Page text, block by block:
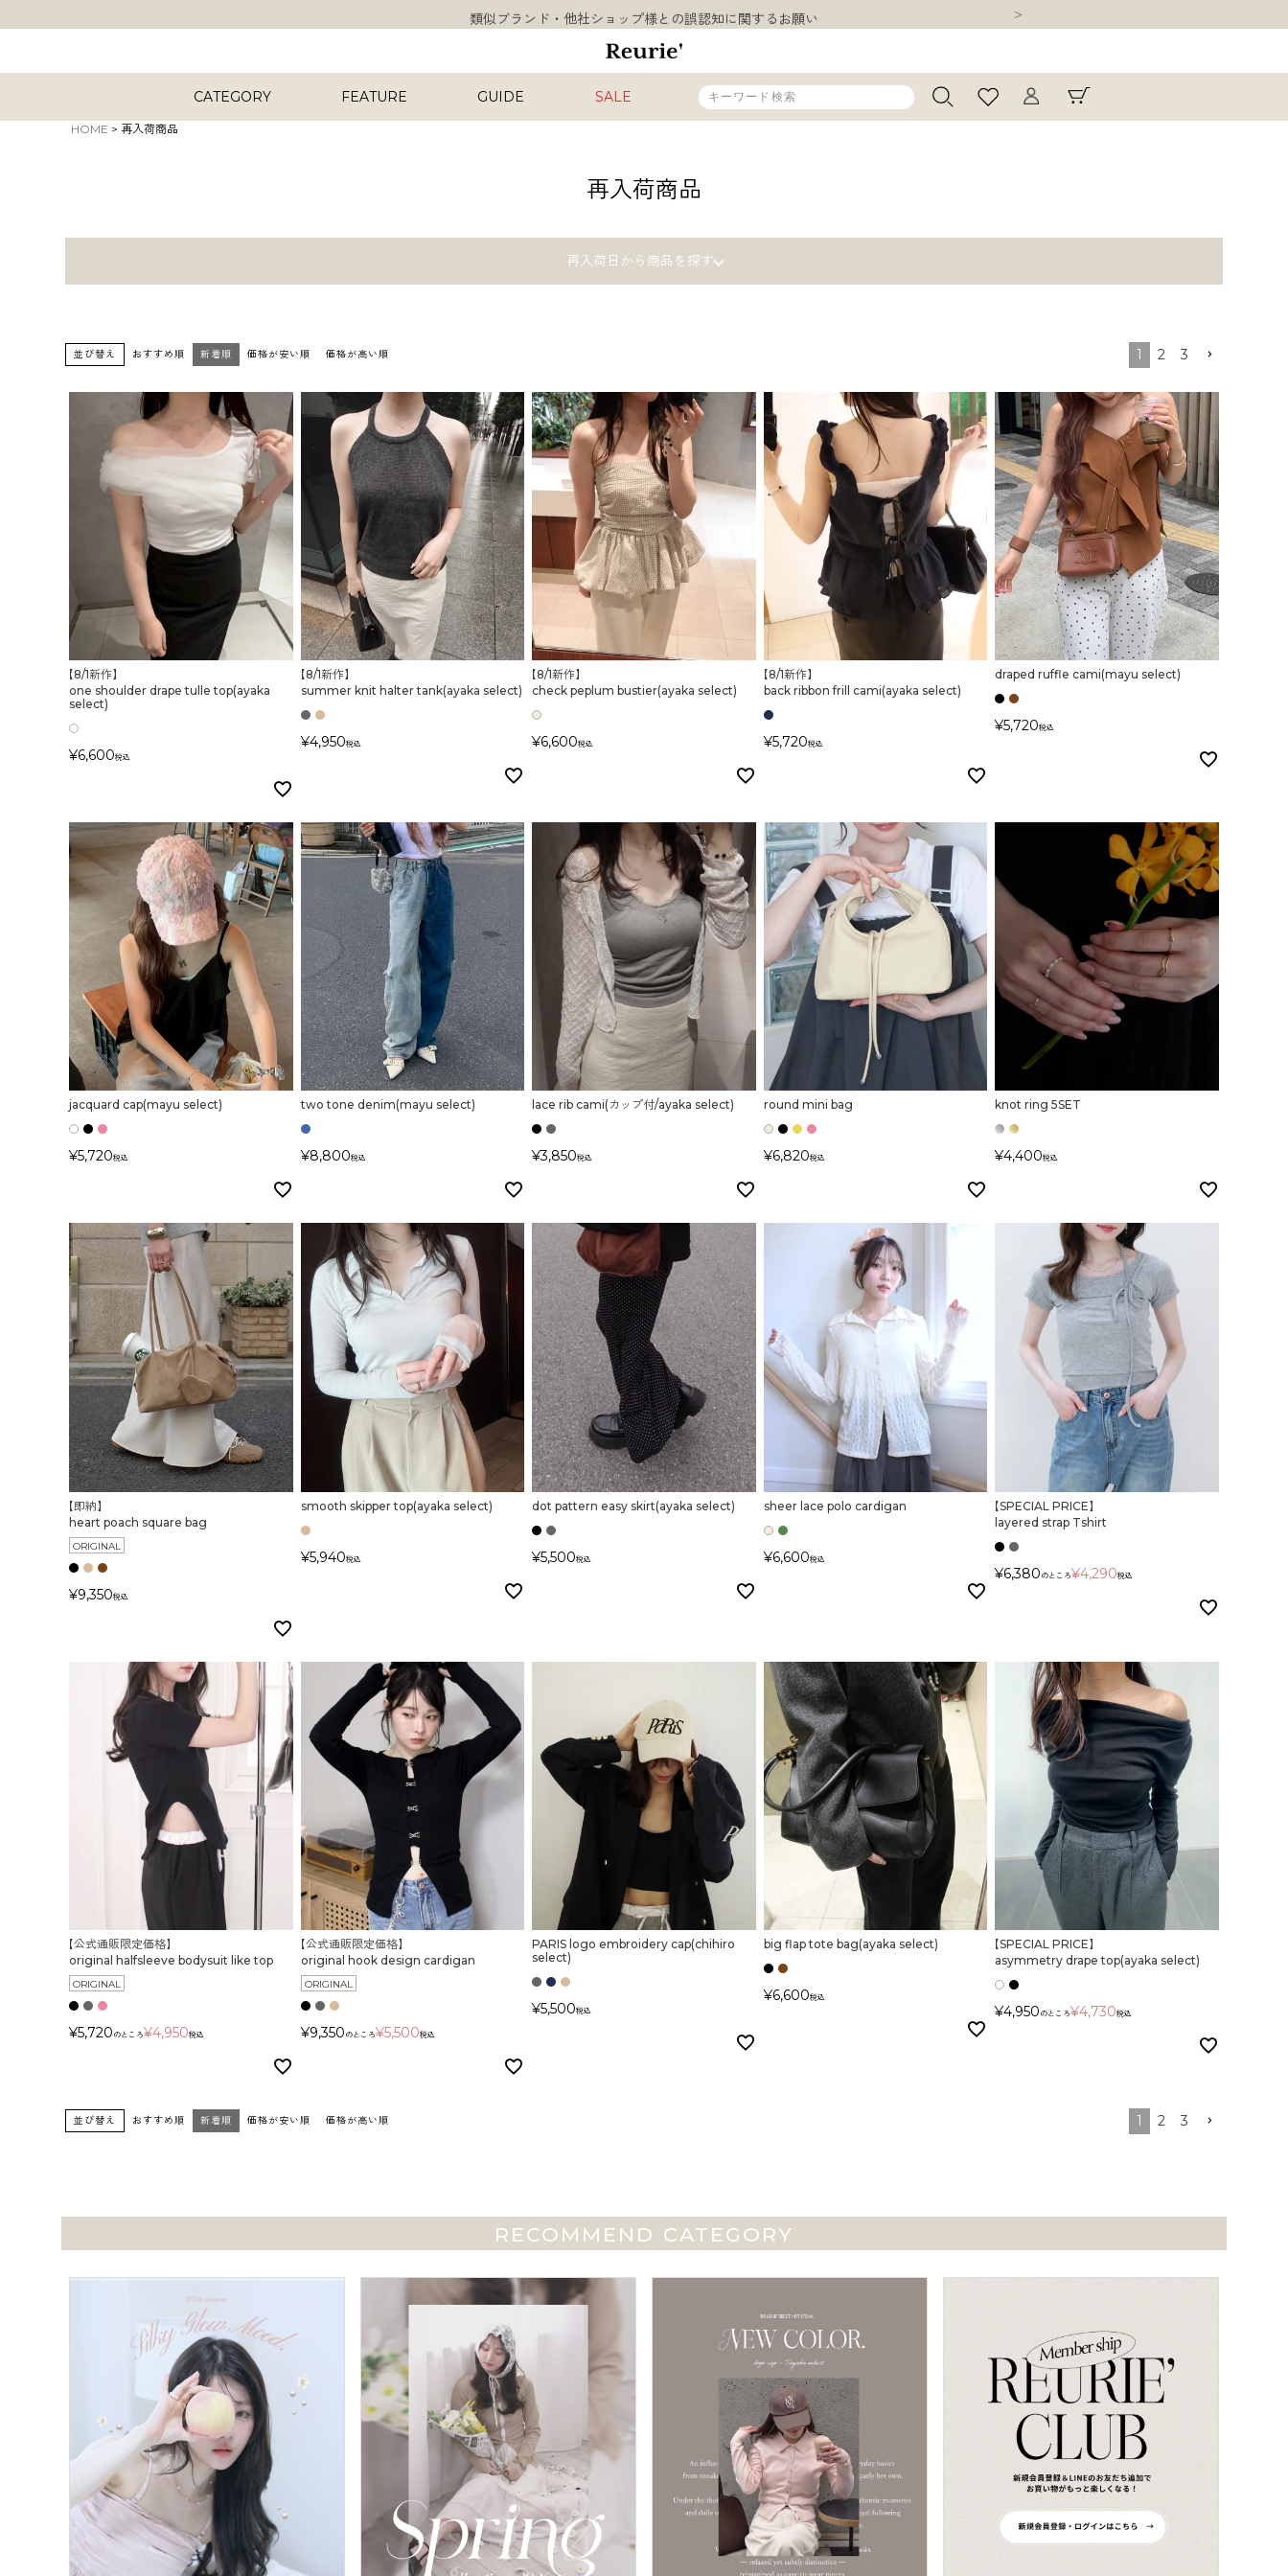
類似ブランド・他社ショップ様との誤認知に関するお願い
熊本県熊本地方を震源とする地震の影響について
お盆期間中の営業・配送に関して
類似ブランド・他社ショップ様との誤認知に関するお願い
10,000円以上ご購入で送料無料
CATEGORY FEATURE GUIDE SALE
SALE
価格
〜
在庫なし商品
表示しない
HOME 再入荷商品
再入荷商品
再入荷日から商品を探す
6月10日再入荷
並び替え おすすめ順 新着順 価格が安い順 価格が高い順 1 2 3
【8/1新作】
one shoulder drape tulle top(ayaka
select)
¥6,600税込
【8/1新作】
summer knit halter tank(ayaka select)
¥4,950税込
【8/1新作】
check peplum bustier(ayaka select)
¥6,600税込
【8/1新作】
back ribbon frill cami(ayaka select)
¥5,720税込
draped ruffle cami(mayu select)
¥5,720税込
jacquard cap(mayu select)
¥5,720税込
two tone denim(mayu select)
¥8,800税込
lace rib cami(カップ付/ayaka select)
¥3,850税込
round mini bag
¥6,820税込
knot ring 5SET
¥4,400税込
【即納】
heart poach square bag
ORIGINAL
¥9,350税込
smooth skipper top(ayaka select)
¥5,940税込
dot pattern easy skirt(ayaka select)
¥5,500税込
sheer lace polo cardigan
¥6,600税込
【SPECIAL PRICE】
layered strap Tshirt
¥6,380 のところ¥4,290税込
【公式通販限定価格】
original halfsleeve bodysuit like top
ORIGINAL
¥5,720 のところ¥4,950税込
【公式通販限定価格】
original hook design cardigan
ORIGINAL
¥9,350 のところ¥5,500税込
PARIS logo embroidery cap(chihiro
select)
¥5,500税込
big flap tote bag(ayaka select)
¥6,600税込
【SPECIAL PRICE】
asymmetry drape top(ayaka select)
¥4,950 のところ¥4,730税込
並び替え おすすめ順 新着順 価格が安い順 価格が高い順 1 2 3
RECOMMEND CATEGORY